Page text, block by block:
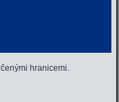
hranicemi.